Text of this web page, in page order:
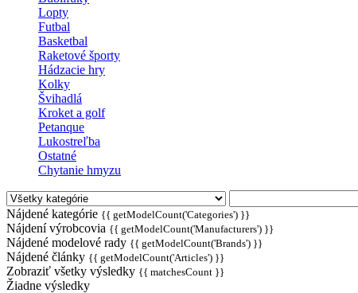
Lopty
Futbal
Basketbal
Raketové športy
Hádzacie hry
Kolky
Švihadlá
Kroket a golf
Petanque
Lukostreľba
Ostatné
Chytanie hmyzu
Nájdené kategórie {{ getModelCount('Categories') }}
Nájdení výrobcovia {{ getModelCount('Manufacturers') }}
Nájdené modelové rady {{ getModelCount('Brands') }}
Nájdené články {{ getModelCount('Articles') }}
Zobraziť všetky výsledky {{ matchesCount }}
Žiadne výsledky